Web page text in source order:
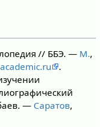
// ББЭ. — М.,
.
— Саратов,